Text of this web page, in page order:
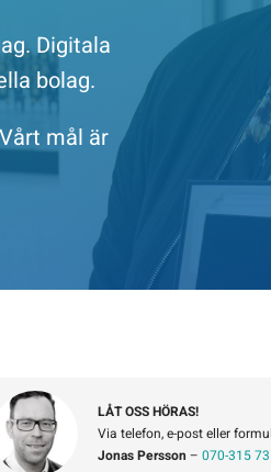
Digitala
bolag.
mål är
LÅT OSS HÖRAS!
Via telefon, e-post eller
Jonas Persson – 070-315